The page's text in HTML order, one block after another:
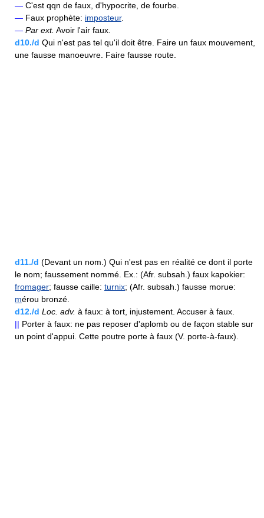
— C'est qqn de faux, d'hypocrite, de fourbe.
— Faux prophète: imposteur.
— Par ext. Avoir l'air faux.
d10./d Qui n'est pas tel qu'il doit être. Faire un faux mouvement,
une fausse manoeuvre. Faire fausse route.
d11./d (Devant un nom.) Qui n'est pas en réalité ce dont il porte
le nom; faussement nommé. Ex.: (Afr. subsah.) faux kapokier:
fromager; fausse caille: turnix; (Afr. subsah.) fausse morue:
mérou bronzé.
d12./d Loc. adv. à faux: à tort, injustement. Accuser à faux.
|| Porter à faux: ne pas reposer d'aplomb ou de façon stable sur
un point d'appui. Cette poutre porte à faux (V. porte-à-faux).